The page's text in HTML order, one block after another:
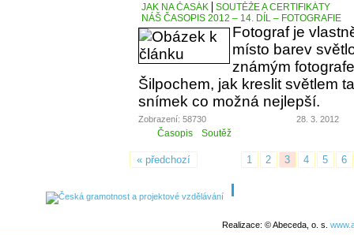
JAK NA ČASÁK
SOUTĚŽE A CERTIFIKÁTY
NÁŠ ČASOPIS 2012 – 14. DÍL – FOTOGRAFIE
Fotograf je
místo barev
známým
Šilpochem, jak kreslit světlem
snímek co možná nejlepší.
Zobrazení: 58730 28. 3. 2012
Časopis Soutěž
« předchozí 1 2 3 4 5 6
Realizace: © Abeceda, o. s.